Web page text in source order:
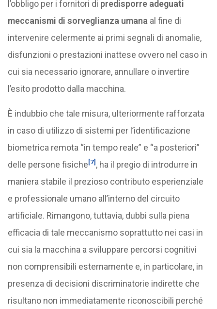
l’obbligo per i fornitori di predisporre adeguati
meccanismi di sorveglianza umana al fine di
intervenire celermente ai primi segnali di anomalie,
disfunzioni o prestazioni inattese ovvero nel caso in
cui sia necessario ignorare, annullare o invertire
l’esito prodotto dalla macchina.
È indubbio che tale misura, ulteriormente rafforzata
in caso di utilizzo di sistemi per l’identificazione
biometrica remota “in tempo reale” e “a posteriori”
delle persone fisiche[7] , ha il pregio di introdurre in
maniera stabile il prezioso contributo esperienziale
e professionale umano all’interno del circuito
artificiale. Rimangono, tuttavia, dubbi sulla piena
efficacia di tale meccanismo soprattutto nei casi in
cui sia la macchina a sviluppare percorsi cognitivi
non comprensibili esternamente e, in particolare, in
presenza di decisioni discriminatorie indirette che
risultano non immediatamente riconoscibili perché